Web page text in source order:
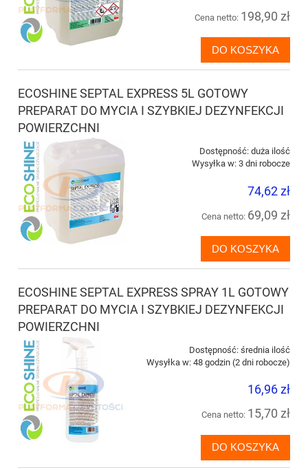
Cena netto: 198,90 zł
DO KOSZYKA
ECOSHINE SEPTAL EXPRESS 5L GOTOWY
PREPARAT DO MYCIA I SZYBKIEJ DEZYNFEKCJI
POWIERZCHNI
Dostępność: duża ilość
Wysyłka w: 3 dni robocze
74,62 zł
Cena netto: 69,09 zł
DO KOSZYKA
ECOSHINE SEPTAL EXPRESS SPRAY 1L GOTOWY
PREPARAT DO MYCIA I SZYBKIEJ DEZYNFEKCJI
POWIERZCHNI
Dostępność: średnia ilość
Wysyłka w: 48 godzin (2 dni robocze)
16,96 zł
Cena netto: 15,70 zł
DO KOSZYKA